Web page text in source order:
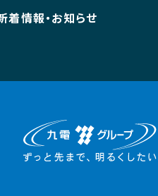
着情報・お知らせ